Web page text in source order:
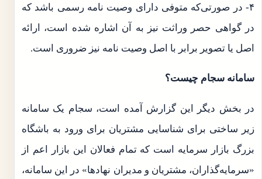
۴- در صورتی‌که متوفی دارای وصیت نامه رسمی باشد که
در گواهی حصر وراثت نیز به آن اشاره شده است، ارائه
اصل یا تصویر برابر با اصل وصیت نامه نیز ضروری است.
سامانه سجام چیست؟
در بخش دیگر این گزارش آمده است، سجام یک سامانه
زیر ساختی برای شناسایی مشتریان برای ورود به باشگاه
بزرگ بازار سرمایه است که تمام فعالان این بازار اعم از
«سرمایه‌گذاران، مشتریان و مدیران نهادها» در این سامانه،